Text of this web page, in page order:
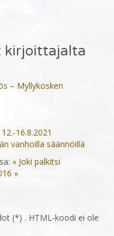
kirjoittajalta
– Myllykosken
16.8.2021
vanhoilla säännöillä
« Joki palkitsi
»
(*) . HTML-koodi ei ole